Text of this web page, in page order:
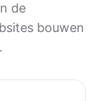
de
bouwen